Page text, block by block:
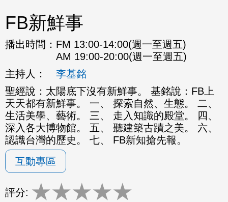
FB新鮮事
播出時間： FM 13:00-14:00(週一至週五)
AM 19:00-20:00(週一至週五)
主持人：
李基銘
聖經說：太陽底下沒有新鮮事。 基銘說：FB上
天天都有新鮮事。 一、 探索自然、生態。 二、
生活美學、藝術。 三、 走入知識的殿堂。 四、
深入各大博物館。 五、 聽建築古蹟之美。 六、
認識台灣的歷史。 七、 FB新知搶先報。
互動專區
評分: ★★★★★